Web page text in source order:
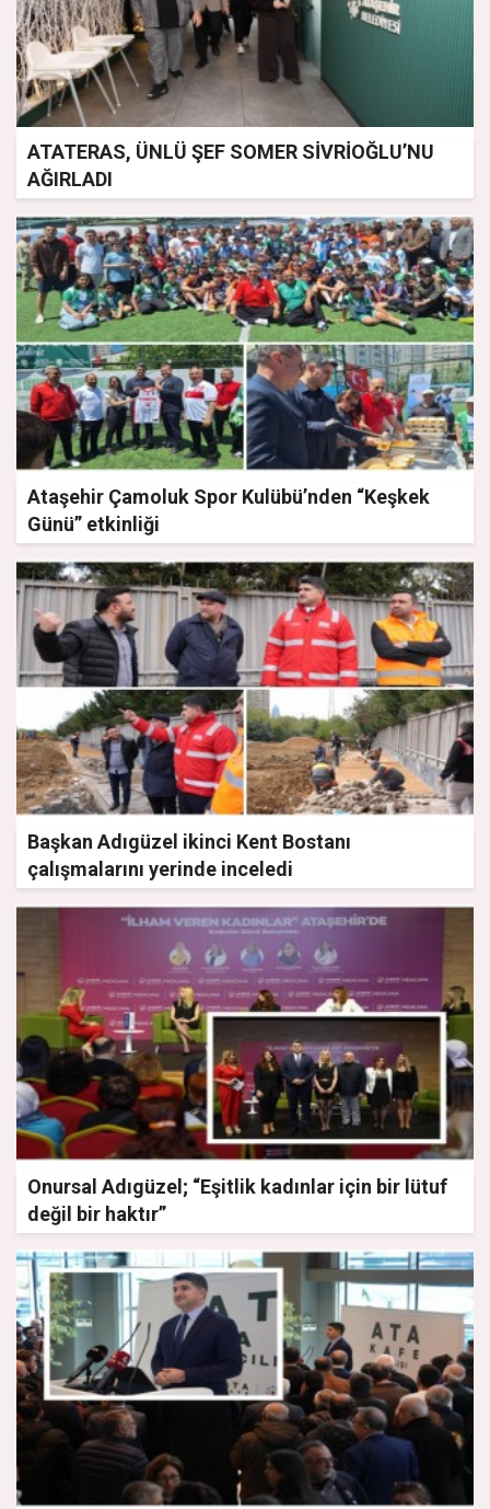
ATATERAS, ÜNLÜ ŞEF SOMER SİVRİOĞLU’NU
AĞIRLADI
Ataşehir Çamoluk Spor Kulübü’nden “Keşkek
Günü” etkinliği
Başkan Adıgüzel ikinci Kent Bostanı
çalışmalarını yerinde inceledi
Onursal Adıgüzel; “Eşitlik kadınlar için bir lütuf
değil bir haktır”